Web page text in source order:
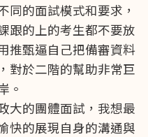
同的面試模式和要求，
跟的上的考生都不要放
推甄逼自己把備審資料
對於二階的幫助非常巨
。
大的團體面試，我想最
快的展現自身的溝通與